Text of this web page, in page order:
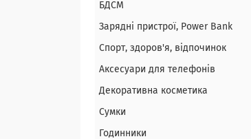
БДСМ
Зарядні пристрої, Power Bank
Спорт, здоров'я, відпочинок
Аксесуари для телефонів
Декоративна косметика
Сумки
Годинники